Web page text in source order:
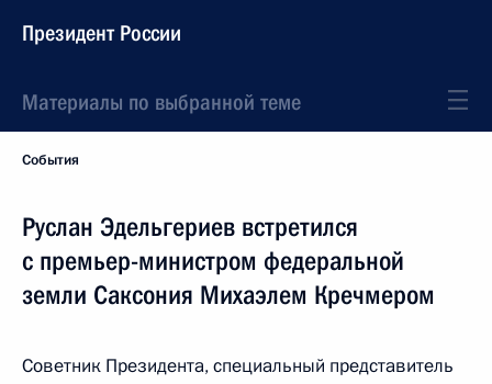
Президент России
Материалы по выбранной теме
События
Руслан Эдельгериев встретился
с премьер-министром федеральной
земли Саксония Михаэлем Кречмером
Советник Президента, специальный представитель